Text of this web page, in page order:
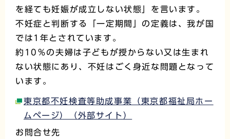
を経ても妊娠が成立しない状態」を言います。
不妊症と判断する「一定期間」の定義は、我が国
では1年とされています。
約10％の夫婦は子どもが授からない又は生まれ
ない状態にあり、不妊はごく身近な問題となって
います。
東京都不妊検査等助成事業（東京都福祉局ホー
ムページ）（外部サイト）
お問合せ先